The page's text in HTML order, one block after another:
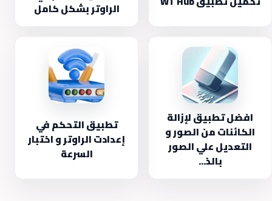
الراوتر بشكل كامل
افضل تطبيق لإزالة
الكائنات من الصور و
التعديل علي الصور
بالذ...
تطبيق التحكم في
إعدادت الراوتر و اختبار
السرعة